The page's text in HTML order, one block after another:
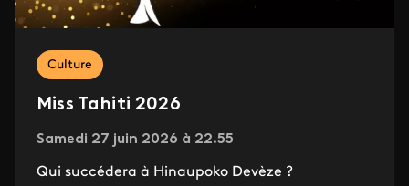
Culture
Miss Tahiti 2026
Samedi 27 juin 2026 à 22.55
Qui succédera à Hinaupoko Devèze ?